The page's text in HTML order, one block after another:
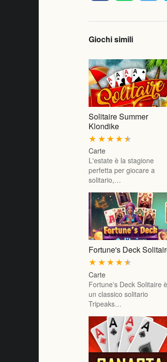
Giochi simili
Solitaire Summer
Klondike
★
★
★
★
★
Carte
L'estate è la stagione
perfetta per giocare a
solitario,…
Fortune's Deck
★
★
★
★
★
Carte
Fortune's Deck Solitaire è
un classico solitario
Tripeaks…